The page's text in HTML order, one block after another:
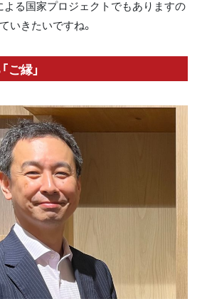
る国家プロジェクトでもありますの
いきたいですね。
ご縁」